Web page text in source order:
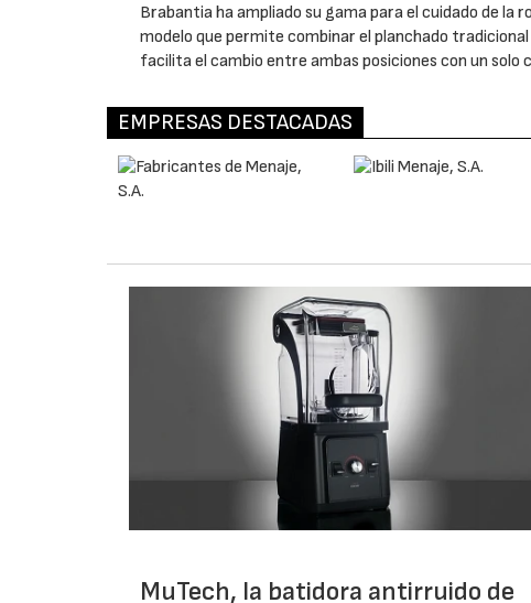
Brabantia ha ampliado su gama para el cuidado de la
modelo que permite combinar el planchado
facilita el cambio entre ambas posiciones con un solo
EMPRESAS DESTACADAS
MuTech, la batidora antirruido de